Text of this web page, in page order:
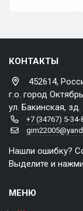
КОНТАКТЫ
452614,
г.о. город
ул. Бакинская, зд.
+7 (34767) 5-34-
Нашли ошибку?
Выделите и
МЕНЮ